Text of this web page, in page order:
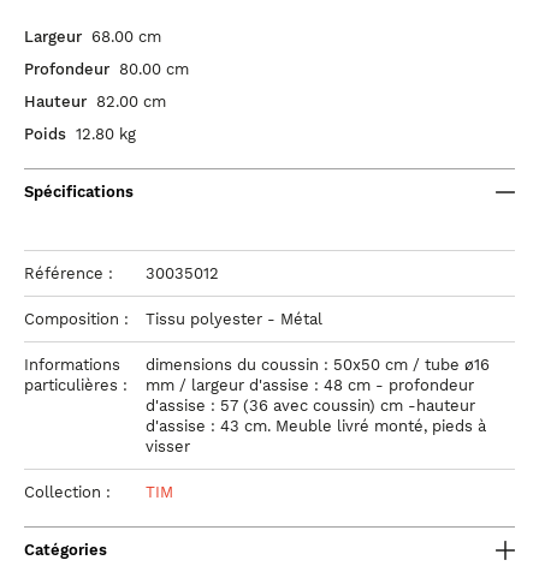
Largeur 68.00 cm
Profondeur 80.00 cm
Hauteur 82.00 cm
Poids 12.80 kg
Spécifications
Référence : 30035012
Composition : Tissu polyester - Métal
Informations
particulières :
dimensions du coussin : 50x50 cm / tube ø16
mm / largeur d'assise : 48 cm - profondeur
d'assise : 57 (36 avec coussin) cm -hauteur
d'assise : 43 cm. Meuble livré monté, pieds à
visser
Collection : TIM
Catégories